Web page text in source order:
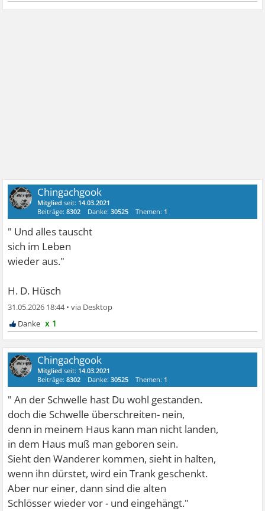
Chingachgook
Mitglied seit: 14.03.2021
Beiträge:8302 Danke:30525 Themen: 1
" Und alles tauscht
sich im Leben
wieder aus."
H. D. Hüsch
31.05.2026 18:44•
x 1
Chingachgook
Mitglied seit: 14.03.2021
Beiträge:8302 Danke:30525 Themen: 1
" An der Schwelle hast Du wohl gestanden.
doch die Schwelle überschreiten- nein,
denn in meinem Haus kann man nicht landen,
in dem Haus muß man geboren sein.
Sieht den Wanderer kommen, sieht in halten,
wenn ihn dürstet, wird ein Trank geschenkt.
Aber nur einer, dann sind die alten
Schlösser wieder vor - und eingehängt."